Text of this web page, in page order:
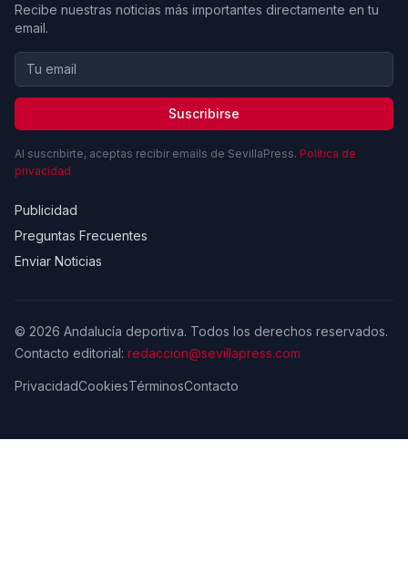
Recibe nuestras noticias más importantes directamente en tu
email.
Suscribirse
Al suscribirte, aceptas recibir emails de SevillaPress. Política de
privacidad
Publicidad
Preguntas Frecuentes
Enviar Noticias
© 2026 Andalucía deportiva. Todos los derechos reservados.
Contacto editorial: redaccion@sevillapress.com
PrivacidadCookiesTérminosContacto